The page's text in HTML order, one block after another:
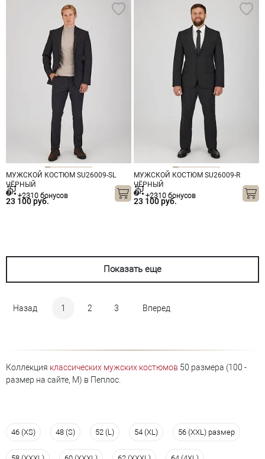
МУЖСКОЙ КОСТЮМ SU26009-SL
ЧЁРНЫЙ
23 100 руб.
+2310 бонусов
МУЖСКОЙ КОСТЮМ SU26009-R
ЧЁРНЫЙ
23 100 руб.
+2310 бонусов
Показать еще
Назад 1 2 3 Вперед
Коллекция классических мужских костюмов 50 размера (100 -
размер на сайте, M) в Пеплос.
46 (XS) 48 (S) 52 (L) 54 (XL) 56 (XXL) размер